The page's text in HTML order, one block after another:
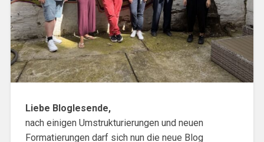
Liebe Bloglesende,
nach einigen Umstrukturierungen und neuen
Formatierungen darf sich nun die neue Blog